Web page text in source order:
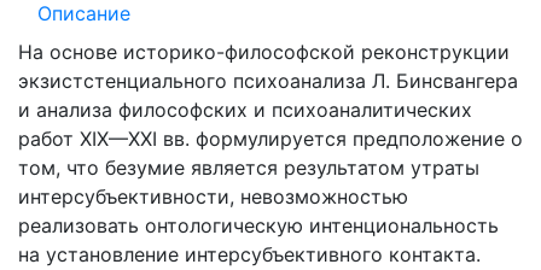
Описание
На основе историко-философской реконструкции
экзистстенциального психоанализа Л. Бинсвангера
и анализа философских и психоаналитических
работ XIX—XXI вв. формулируется предположение о
том, что безумие является результатом утраты
интерсубъективности, невозможностью
реализовать онтологическую интенциональность
на установление интерсубъективного контакта.